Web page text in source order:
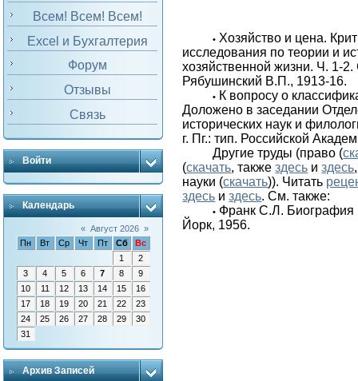
Всем! Всем! Всем!
Excel и Бухгалтерия
Форум
Отзывы
Связь
Войти
Календарь
« Август 2026 »
Пн
Вт Ср Чт Пт Сб
Вс
1
2
3
4 5 6 7 8
9
10
11 12 13 14 15
16
17
18 19 20 21 22
23
24
25 26 27 28 29
30
31
Архив Записей
• Хозяйство и цена.
исследования по теории и
хозяйственной жизни. Ч. 1-
Рябушинский В.П., 1913-16.
• К вопросу о
Доложено в заседании
исторических наук и
г. Пг.: тип. Российской
Другие труды (право (
(скачать, такжездесь издесь
науки (скачать)). Читать
здесь издесь. См. также:
• Франк С.Л.
Йорк, 1956.